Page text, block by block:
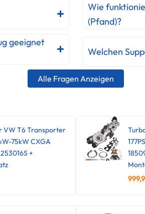
Wie
(Pfand)?
geeignet
Welchen
Alle Fragen Anzeigen
VW T6 Transporter
75kW CXGA
+